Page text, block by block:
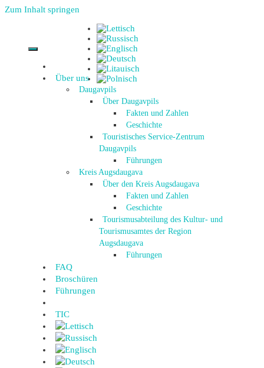
Zum Inhalt springen
Über uns
Daugavpils
Über Daugavpils
Fakten und Zahlen
Geschichte
Touristisches Service-Zentrum
Daugavpils
Führungen
Kreis Augsdaugava
Über den Kreis Augsdaugava
Fakten und Zahlen
Geschichte
Tourismusabteilung des Kultur- und
Tourismusamtes der Region
Augsdaugava
Führungen
FAQ
Broschüren
Führungen
TIC